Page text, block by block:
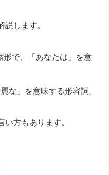
説します。
形で、「あなたは」を意
な」を意味する形容詞。
い方もあります。